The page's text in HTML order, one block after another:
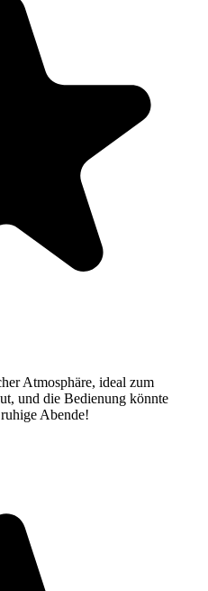
Atmosphäre, ideal zum
und die Bedienung könnte
Abende!